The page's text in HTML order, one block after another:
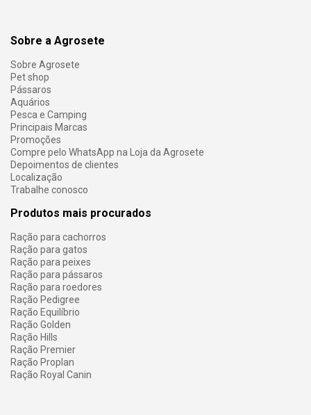
Sobre a Agrosete
Sobre Agrosete
Pet shop
Pássaros
Aquários
Pesca e Camping
Principais Marcas
Promoções
Compre pelo WhatsApp na Loja da Agrosete
Depoimentos de clientes
Localização
Trabalhe conosco
Produtos mais procurados
Ração para cachorros
Ração para gatos
Ração para peixes
Ração para pássaros
Ração para roedores
Ração Pedigree
Ração Equilíbrio
Ração Golden
Ração Hills
Ração Premier
Ração Proplan
Ração Royal Canin